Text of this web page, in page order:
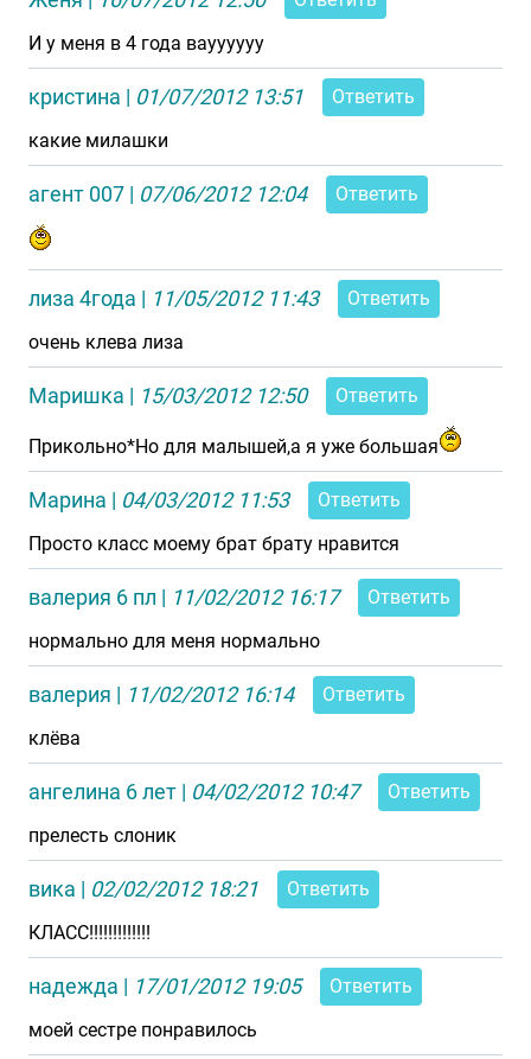
И у меня в 4 года вауууууу
кристина | 01/07/2012 13:51
Ответить
какие милашки
агент 007 | 07/06/2012 12:04 Ответить
лиза 4года | 11/05/2012 11:43
Ответить
очень клева лиза
Маришка | 15/03/2012 12:50 Ответить
Прикольно*Но для малышей,а я уже большая
Марина | 04/03/2012 11:53
Ответить
Просто класс моему брат брату нравится
валерия 6 пл | 11/02/2012 16:17
Ответить
нормально для меня нормально
валерия | 11/02/2012 16:14
Ответить
клёва
ангелина 6 лет | 04/02/2012 10:47
Ответить
прелесть слоник
вика | 02/02/2012 18:21
Ответить
КЛАСС!!!!!!!!!!!!!
надежда | 17/01/2012 19:05
Ответить
моей сестре понравилось